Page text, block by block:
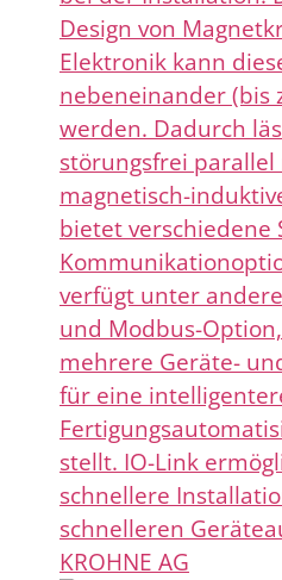
Design von
Elektronik kann
nebeneinander (bis
werden. Dadurch
störungsfrei
magnetisch-
bietet verschiedene
verfügt unter
und Modbus-
mehrere Geräte-
für eine
stellt. IO-Link
schnellere
schnelleren
KROHNE AG